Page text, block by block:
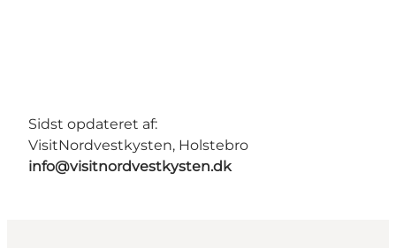
Sidst opdateret af:
VisitNordvestkysten, Holstebro
info@visitnordvestkysten.dk